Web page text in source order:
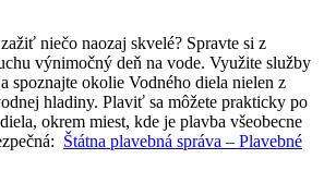
niečo naozaj skvelé? Spravte si z
výnimočný deň na vode. Využite služby
spoznajte okolie Vodného diela nielen z
hladiny. Plaviť sa môžete prakticky po
okrem miest, kde je plavba všeobecne
Štátna plavebná správa – Plavebné